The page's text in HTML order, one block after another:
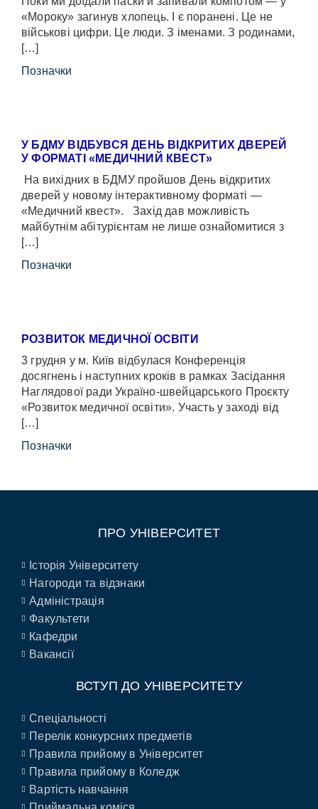
«Мороку» загинув хлопець. І є поранені. Це не
військові цифри. Це люди. З іменами. З родинами,
[…]
Позначки
У БДМУ ВІДБУВСЯ ДЕНЬ ВІДКРИТИХ ДВЕРЕЙ
У ФОРМАТІ «МЕДИЧНИЙ КВЕСТ»
На вихідних в БДМУ пройшов День відкритих
дверей у новому інтерактивному форматі —
«Медичний квест». Захід дав можливість
майбутнім абітурієнтам не лише ознайомитися з
[…]
Позначки
РОЗВИТОК МЕДИЧНОЇ ОСВІТИ
3 грудня у м. Київ відбулася Конференція
досягнень і наступних кроків в рамках Засідання
Наглядової ради Україно-швейцарського Проєкту
«Розвиток медичної освіти». Участь у заході від
[…]
Позначки
ПРО УНІВЕРСИТЕТ
Історія Університету
Нагороди та відзнаки
Адміністрація
Факультети
Кафедри
Вакансії
ВСТУП ДО УНІВЕРСИТЕТУ
Спеціальності
Перелік конкурсних предметів
Правила прийому в Університет
Правила прийому в Коледж
Вартість навчання